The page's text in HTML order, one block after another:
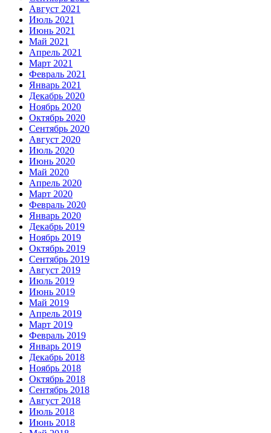
Август 2021
Июль 2021
Июнь 2021
Май 2021
Апрель 2021
Март 2021
Февраль 2021
Январь 2021
Декабрь 2020
Ноябрь 2020
Октябрь 2020
Сентябрь 2020
Август 2020
Июль 2020
Июнь 2020
Май 2020
Апрель 2020
Март 2020
Февраль 2020
Январь 2020
Декабрь 2019
Ноябрь 2019
Октябрь 2019
Сентябрь 2019
Август 2019
Июль 2019
Июнь 2019
Май 2019
Апрель 2019
Март 2019
Февраль 2019
Январь 2019
Декабрь 2018
Ноябрь 2018
Октябрь 2018
Сентябрь 2018
Август 2018
Июль 2018
Июнь 2018